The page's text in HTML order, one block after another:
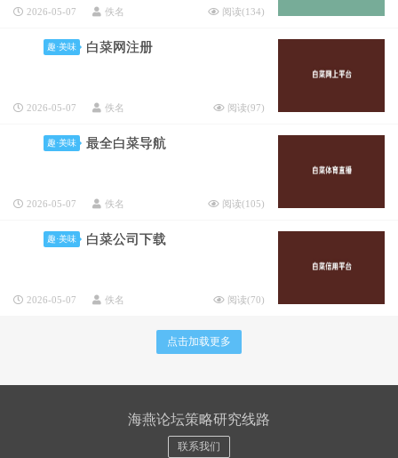
2026-05-07 佚名 阅读(134)
趣·美味 白菜网注册
2026-05-07 佚名 阅读(97)
趣·美味 最全白菜导航
2026-05-07 佚名 阅读(105)
趣·美味 白菜公司下载
2026-05-07 佚名 阅读(70)
点击加载更多
海燕论坛策略研究线路
联系我们